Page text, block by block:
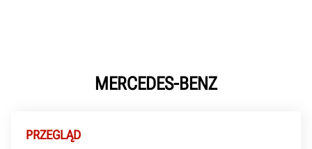
MERCEDES-BENZ
PRZEGLĄD